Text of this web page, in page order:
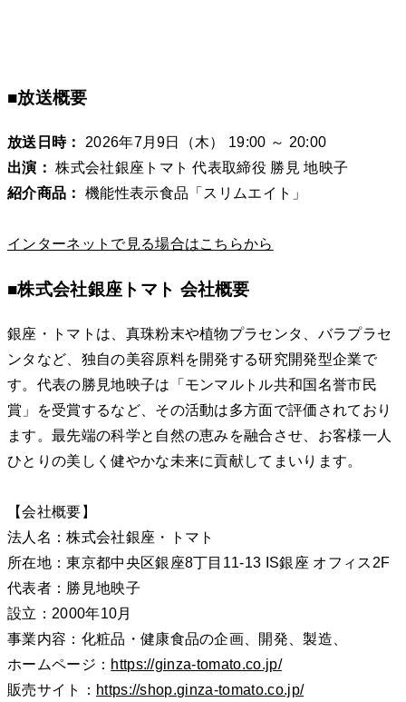
■放送概要
放送日時： 2026年7月9日（木） 19:00 ～ 20:00
出演：株式会社銀座トマト 代表取締役 勝見 地映子
紹介商品： 機能性表示食品「スリムエイト」
インターネットで見る場合はこちらから
■株式会社銀座トマト 会社概要
銀座・トマトは、真珠粉末や植物プラセンタ、バラプラセ
ンタなど、独自の美容原料を開発する研究開発型企業で
す。代表の勝見地映子は「モンマルトル共和国名誉市民
賞」を受賞するなど、その活動は多方面で評価されており
ます。最先端の科学と自然の恵みを融合させ、お客様一人
ひとりの美しく健やかな未来に貢献してまいります。
【会社概要】
法人名：株式会社銀座・トマト
所在地：東京都中央区銀座8丁目11-13 IS銀座 オフィス2F
代表者：勝見地映子
設立：2000年10月
事業内容：化粧品・健康食品の企画、開発、製造、
ホームページ： https://ginza-tomato.co.jp/
販売サイト： https://shop.ginza-tomato.co.jp/